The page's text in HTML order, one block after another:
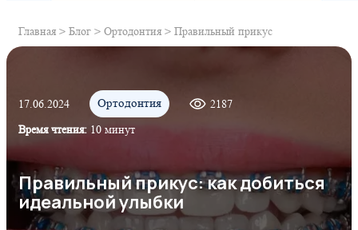
Главная > Блог > Ортодонтия > Правильный прикус
17.06.2024 Ортодонтия
2187
Время чтения: 10 минут
Правильный прикус: как добиться
идеальной улыбки